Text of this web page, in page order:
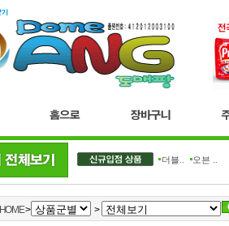
더블.. 오븐 ..
HOME> >